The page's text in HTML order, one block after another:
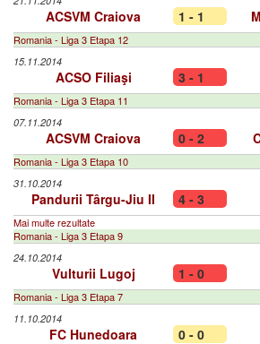
ACSVM Craiova 1 - 1
Romania - Liga 3 Etapa 12
15.11.2014
ACSO Filiaşi 3 - 1
Romania - Liga 3 Etapa 11
07.11.2014
ACSVM Craiova 0 - 2
Romania - Liga 3 Etapa 10
31.10.2014
Pandurii Târgu-Jiu II 4 - 3
Mai multe rezultate
Romania - Liga 3 Etapa 9
24.10.2014
Vulturii Lugoj 1 - 0
Romania - Liga 3 Etapa 7
11.10.2014
FC Hunedoara 0 - 0